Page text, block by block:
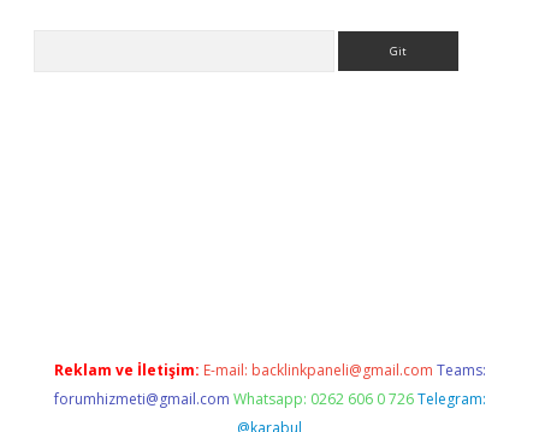
Reklam ve İletişim: E-mail: backlinkpaneli@gmail.com Teams:
forumhizmeti@gmail.com Whatsapp: 0262 606 0 726 Telegram:
@karabul